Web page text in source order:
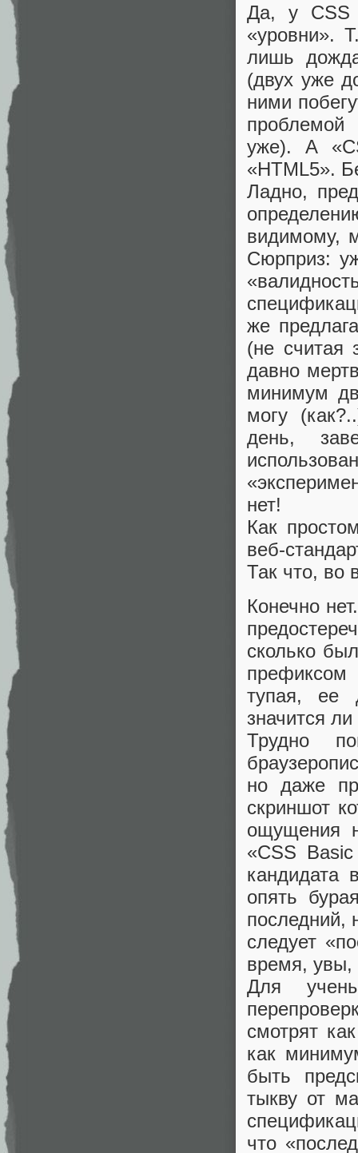
Да, у CSS
«уровни».
лишь
(двух уже
ними
проблемой
уже). А
«HTML5».
Ладно,
видимому,
Сюрприз:
же
(не считая
давно
минимум
могу
день,
нет!
Как
веб-
Так что, во
Конечно
сколько
префиксом
тупая, ее
значится
Трудно
но даже
скриншот
ощущения
«CSS
кандидата
опять
последний,
следует
время, увы,
Для
смотрят
как
быть
тыкву от
что